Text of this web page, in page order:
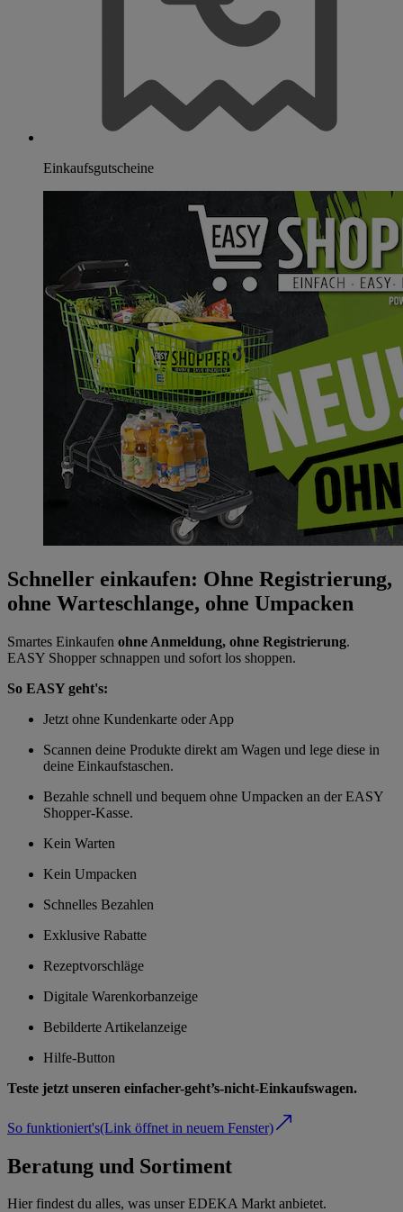
Einkaufsgutscheine
Schneller einkaufen: Ohne Registrierung,
ohne Warteschlange, ohne Umpacken
Smartes Einkaufen ohne Anmeldung, ohne Registrierung.
EASY Shopper schnappen und sofort los shoppen.
So EASY geht's:
Jetzt ohne Kundenkarte oder App
Scannen deine Produkte direkt am Wagen und lege diese in
deine Einkaufstaschen.
Bezahle schnell und bequem ohne Umpacken an der EASY
Shopper-Kasse.
Kein Warten
Kein Umpacken
Schnelles Bezahlen
Exklusive Rabatte
Rezeptvorschläge
Digitale Warenkorbanzeige
Bebilderte Artikelanzeige
Hilfe-Button
Teste jetzt unseren einfacher-geht’s-nicht-Einkaufswagen.
So funktioniert's(Link öffnet in neuem Fenster)
Beratung und Sortiment
Hier findest du alles, was unser EDEKA Markt anbietet.